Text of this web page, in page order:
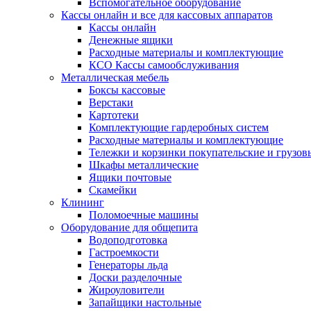
Вспомогательное оборудование
Кассы онлайн и все для кассовых аппаратов
Кассы онлайн
Денежные ящики
Расходные материалы и комплектующие
КСО Кассы самообслуживания
Металлическая мебель
Боксы кассовые
Верстаки
Картотеки
Комплектующие гардеробных систем
Расходные материалы и комплектующие
Тележки и корзинки покупательские и
Шкафы металлические
Ящики почтовые
Скамейки
Клининг
Поломоечные машины
Оборудование для общепита
Водоподготовка
Гастроемкости
Генераторы льда
Доски разделочные
Жироуловители
Запайщики настольные